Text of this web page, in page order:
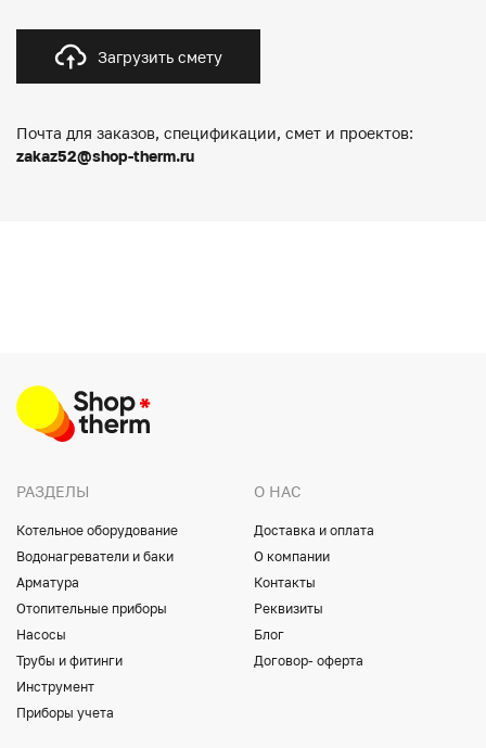
Загрузить смету
Почта для заказов, спецификации, смет и проектов:
zakaz52@shop-therm.ru
РАЗДЕЛЫ
Котельное оборудование
Водонагреватели и баки
Арматура
Отопительные приборы
Насосы
Трубы и фитинги
Инструмент
Приборы учета
О НАС
Доставка и оплата
О компании
Контакты
Реквизиты
Блог
Договор- оферта